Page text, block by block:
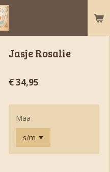
Jasje Rosalie
€ 34,95
Maa